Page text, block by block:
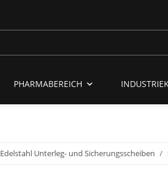
PHARMABEREICH
Edelstahl Unterleg- und Sicherungsscheiben